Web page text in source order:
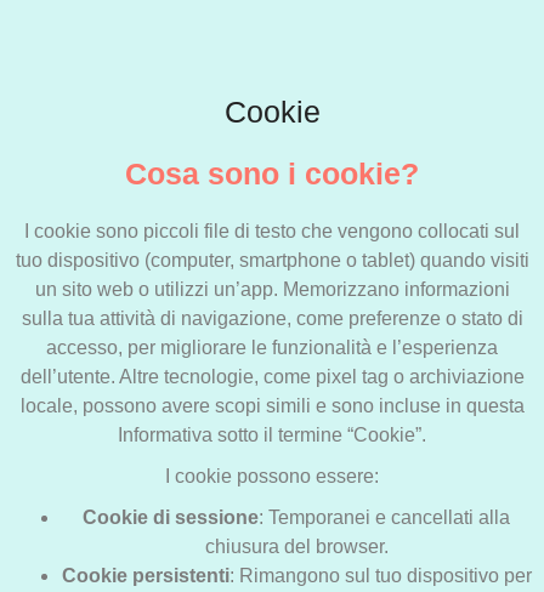
Cookie
Cosa sono i cookie?
I cookie sono piccoli file di testo che vengono collocati sul
tuo dispositivo (computer, smartphone o tablet) quando visiti
un sito web o utilizzi un’app. Memorizzano informazioni
sulla tua attività di navigazione, come preferenze o stato di
accesso, per migliorare le funzionalità e l’esperienza
dell’utente. Altre tecnologie, come pixel tag o archiviazione
locale, possono avere scopi simili e sono incluse in questa
Informativa sotto il termine “Cookie”.
I cookie possono essere:
Cookie di sessione: Temporanei e cancellati alla
chiusura del browser.
Cookie persistenti: Rimangono sul tuo dispositivo per